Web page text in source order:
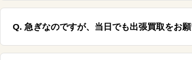
Q. 急ぎなのですが、当日でも出張買取をお